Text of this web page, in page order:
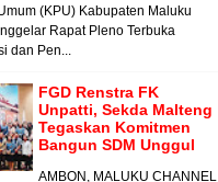
(KPU) Kabupaten Maluku
Rapat Pleno Terbuka
dan Pen...
FGD Renstra FK
Unpatti, Sekda Malteng
Tegaskan Komitmen
Bangun SDM Unggul
AMBON, MALUKU CHANNEL